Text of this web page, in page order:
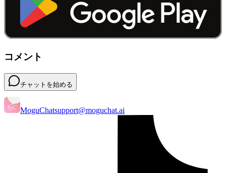
コメント
チャットを始める
MoguChatsupport@moguchat.ai